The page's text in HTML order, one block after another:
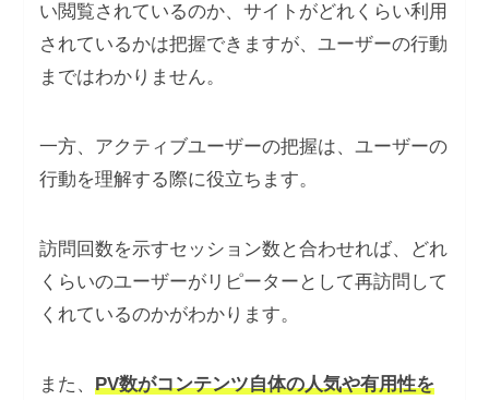
い閲覧されているのか、サイトがどれくらい利用
されているかは把握できますが、ユーザーの行動
まではわかりません。
一方、アクティブユーザーの把握は、ユーザーの
行動を理解する際に役立ちます。
訪問回数を示すセッション数と合わせれば、どれ
くらいのユーザーがリピーターとして再訪問して
くれているのかがわかります。
また、 PV数がコンテンツ自体の人気や有用性を